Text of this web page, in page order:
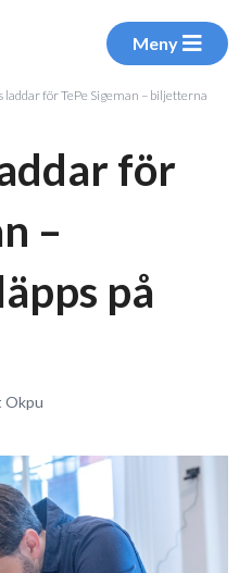
Meny
laddar för TePe Sigeman – biljetterna
för
–
på
Okpu